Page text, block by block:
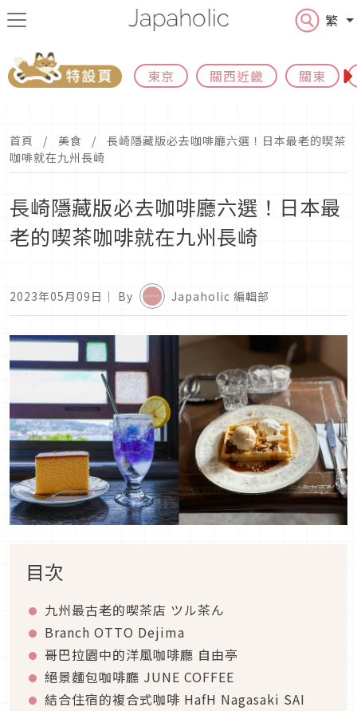
繁
東京 關西近畿 關東
首頁 美食
長崎隱藏版必去咖啡廳六選！日本最老的喫茶
咖啡就在九州長崎
長崎隱藏版必去咖啡廳六選！日本最
老的喫茶咖啡就在九州長崎
2023年05月09日 ｜ By Japaholic 編輯部
目次
九州最古老的喫茶店 ツル茶ん
Branch OTTO Dejima
哥巴拉園中的洋風咖啡廳 自由亭
絕景麵包咖啡廳 JUNE COFFEE
結合住宿的複合式咖啡 HafH Nagasaki SAI